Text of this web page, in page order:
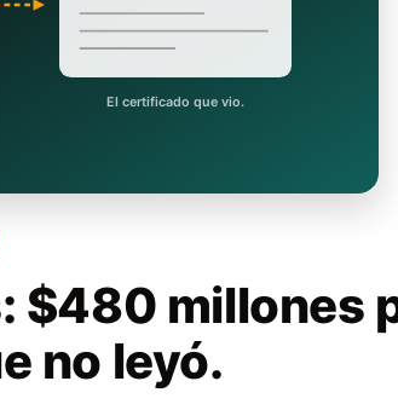
El certificado que vio.
$480 millones
no leyó.